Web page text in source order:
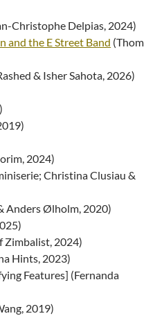
Christophe Delpias, 2024)
and the E Street Band (Thom
& Isher Sahota, 2026)
2024)
Christina Clusiau &
Anders Ølholm, 2020)
Zimbalist, 2024)
Hints, 2023)
Features] (Fernanda
2019)